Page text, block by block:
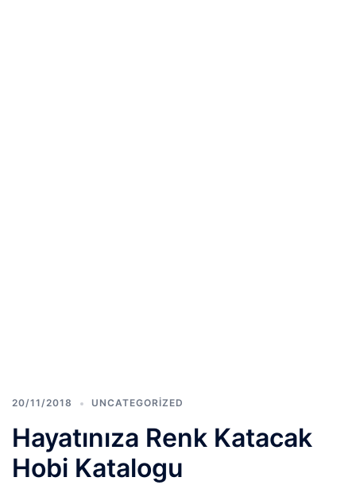
20/11/2018 UNCATEGORIZED
Hayatınıza Renk Katacak
Hobi Katalogu